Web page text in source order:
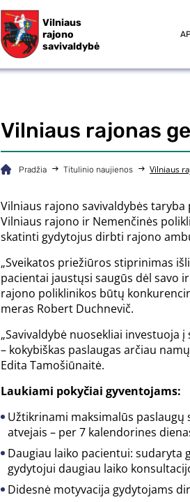
Vilniaus
rajono
savivaldybė
Vilniaus rajonas
Pradžia Titulinio naujienos Vilniaus
Vilniaus rajono savivaldybės
Vilniaus rajono ir Nemenčinės
skatinti gydytojus dirbti rajono
„Sveikatos priežiūros stiprinimas
pacientai jaustųsi saugūs dėl savo
rajono poliklinikos būtų
meras Robert Duchnevič.
„Savivaldybė nuosekliai
– kokybiškas paslaugas arčiau
Edita Tamošiūnaitė.
Laukiami pokyčiai gyventojams:
Užtikrinami maksimalūs
atvejais – per 7 kalendorines
Daugiau laiko pacientui:
gydytojui daugiau laiko
Didesnė motyvacija gydytojams